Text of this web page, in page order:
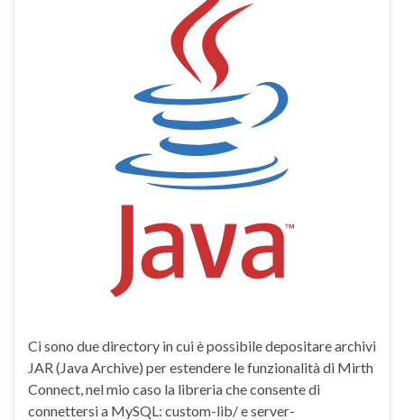
Ci sono due directory in cui è possibile depositare archivi
JAR (Java Archive) per estendere le funzionalità di Mirth
Connect, nel mio caso la libreria che consente di
connettersi a MySQL: custom-lib/ e server-